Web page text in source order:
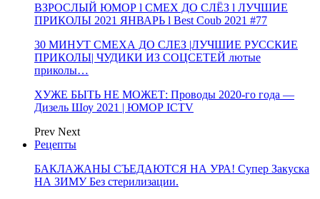
ВЗРОСЛЫЙ ЮМОР l СМЕХ ДО СЛЁЗ l ЛУЧШИЕ
ПРИКОЛЫ 2021 ЯНВАРЬ l Best Coub 2021 #77
30 МИНУТ СМЕХА ДО СЛЕЗ |ЛУЧШИЕ РУССКИЕ
ПРИКОЛЫ| ЧУДИКИ ИЗ СОЦСЕТЕЙ лютые
приколы…
ХУЖЕ БЫТЬ НЕ МОЖЕТ: Проводы 2020-го года —
Дизель Шоу 2021 | ЮМОР ICTV
Prev Next
Рецепты
БАКЛАЖАНЫ СЪЕДАЮТСЯ НА УРА! Супер Закуска
НА ЗИМУ Без стерилизации.